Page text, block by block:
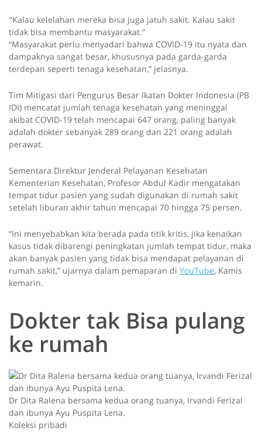
"Kalau kelelahan mereka bisa juga jatuh sakit. Kalau sakit
tidak bisa membantu masyarakat."
“Masyarakat perlu menyadari bahwa COVID-19 itu nyata dan
dampaknya sangat besar, khususnya pada garda-garda
terdepan seperti tenaga kesehatan,” jelasnya.
Tim Mitigasi dari Pengurus Besar Ikatan Dokter Indonesia (PB
IDI) mencatat jumlah tenaga kesehatan yang meninggal
akibat COVID-19 telah mencapai 647 orang, paling banyak
adalah dokter sebanyak 289 orang dan 221 orang adalah
perawat.
Sementara Direktur Jenderal Pelayanan Kesehatan
Kementerian Kesehatan, Profesor Abdul Kadir mengatakan
tempat tidur pasien yang sudah digunakan di rumah sakit
setelah liburan akhir tahun mencapai 70 hingga 75 persen.
“Ini menyebabkan kita berada pada titik kritis, jika kenaikan
kasus tidak dibarengi peningkatan jumlah tempat tidur, maka
akan banyak pasien yang tidak bisa mendapat pelayanan di
rumah sakit,” ujarnya dalam pemaparan di YouTube, Kamis
kemarin.
Dokter tak Bisa pulang
ke rumah
Dr Dita Ralena bersama kedua orang tuanya, Irvandi Ferizal
dan ibunya Ayu Puspita Lena.
Koleksi pribadi